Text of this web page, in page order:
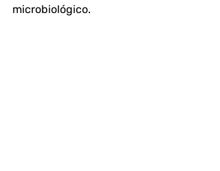
microbiológico.